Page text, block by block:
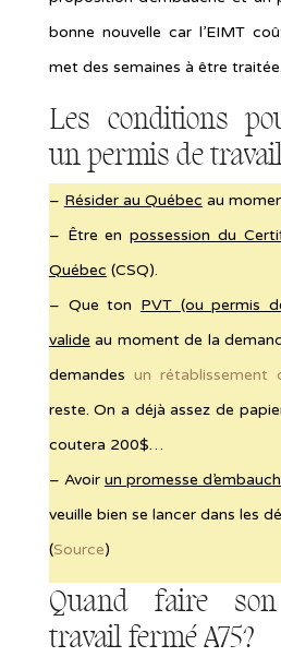
bonne nouvelle car l’EIMT
met des semaines à être traitée.
Les conditions
un permis de
– Résider au Québec au
– Être enpossession du
Québec (CSQ).
– Que ton PVT (ou permis
valide au moment de la
demandes un rétablissement
reste. On a déjà assez de
coutera 200$…
– Avoir un promesse
veuille bien se lancer dans les
(Source)
Quand faire
travail fermé A75?